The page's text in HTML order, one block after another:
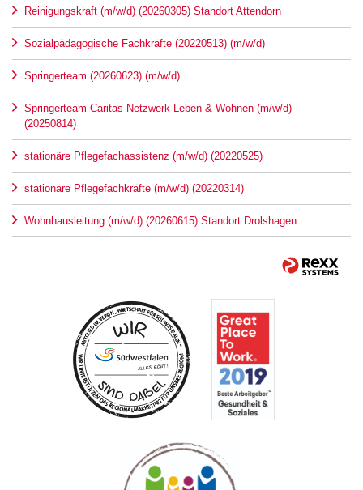
Reinigungskraft (m/w/d) (20260305) Standort Attendorn
Sozialpädagogische Fachkräfte (20220513) (m/w/d)
Springerteam (20260623) (m/w/d)
Springerteam Caritas-Netzwerk Leben & Wohnen (m/w/d)
(20250814)
stationäre Pflegefachassistenz (m/w/d) (20220525)
stationäre Pflegefachkräfte (m/w/d) (20220314)
Wohnhausleitung (m/w/d) (20260615) Standort Drolshagen